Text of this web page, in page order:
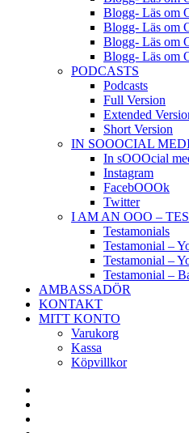
Blogg- Läs om
Blogg- Läs om
Blogg- Läs om
Blogg- Läs om
PODCASTS
Podcasts
Full Version
Extended
Short Version
IN SOOOCIAL
In sOOOcial
Instagram
FacebOOOk
Twitter
I AM AN OOO –
Testamonials
Testamonial –
Testamonial –
Testamonial –
AMBASSADÖR
KONTAKT
MITT KONTO
Varukorg
Kassa
Köpvillkor